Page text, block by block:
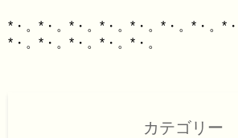
*・。*・。*・。*・。*・。*・。*・。*
カテゴリー